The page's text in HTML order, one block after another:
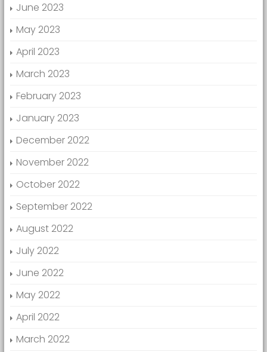
June 2023
May 2023
April 2023
March 2023
February 2023
January 2023
December 2022
November 2022
October 2022
September 2022
August 2022
July 2022
June 2022
May 2022
April 2022
March 2022